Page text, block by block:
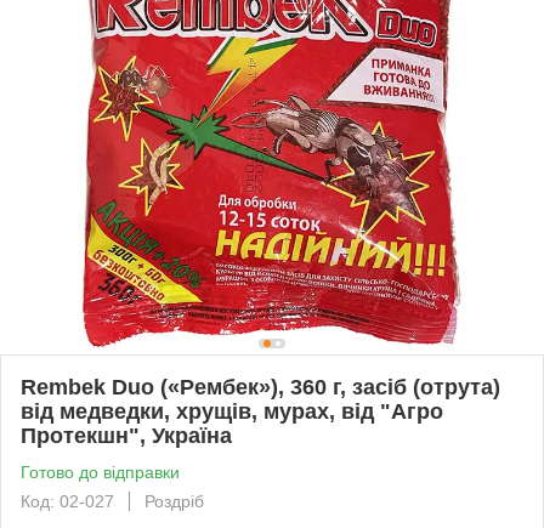
Rembek Duo («Рембек»), 360 г, засіб (отрута)
від медведки, хрущів, мурах, від "Агро
Протекшн", Україна
Готово до відправки
Код: 02-027
Роздріб